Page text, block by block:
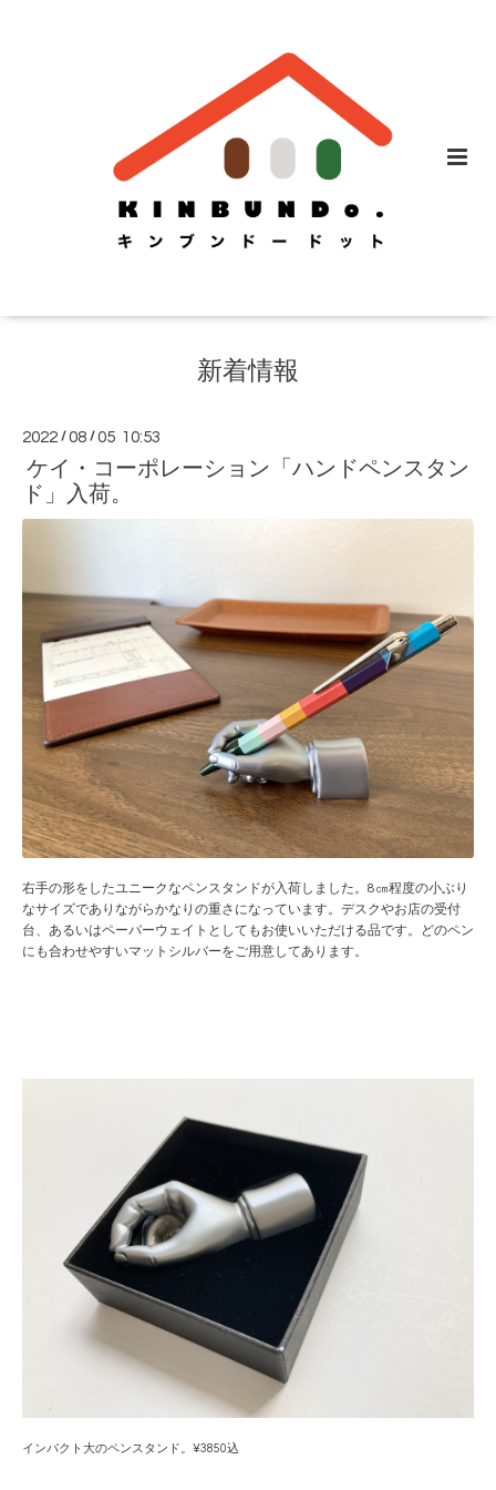
新着情報
2022 /08 /05 10:53
ケイ・コーポレーション「ハンドペンスタン
ド」入荷。
右手の形をしたユニークなペンスタンドが入荷しました。8㎝程度の小ぶり
なサイズでありながらかなりの重さになっています。デスクやお店の受付
台、あるいはペーパーウェイトとしてもお使いいただける品です。どのペン
にも合わせやすいマットシルバーをご用意してあります。
インパクト大のペンスタンド。¥3850込